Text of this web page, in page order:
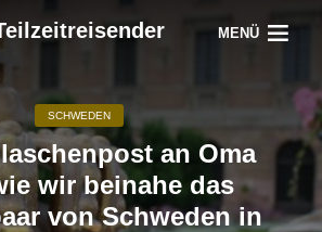
MENÜ
SCHWEDEN
an Oma
wir beinahe das
von Schweden in